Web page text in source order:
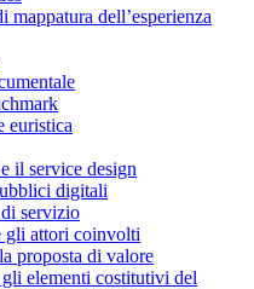
mappatura dell’esperienza
euristica
il service design
digitali
servizio
gli attori coinvolti
proposta di valore
elementi costitutivi del